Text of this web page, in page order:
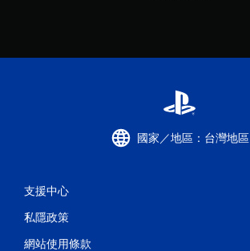
國家／地區：台灣地區
支援中心
私隱政策
網站使用條款